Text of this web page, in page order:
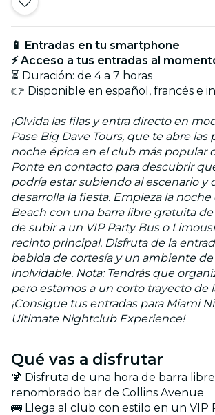
📱 Entradas en tu smartphone
⚡ Acceso a tus entradas al
⏳ Duración: de 4 a 7 horas
👉 Disponible en español, francés e
¡Olvida las filas y entra directo en
Pase Big Dave Tours, que te abre las
noche épica en el club más popular
Ponte en contacto para descubrir
podría estar subiendo al escenario y
desarrolla la fiesta. Empieza la
Beach con una barra libre gratuita
de subir a un VIP Party Bus o
recinto principal. Disfruta de la
bebida de cortesía y un ambiente
inolvidable. Nota: Tendrás que
pero estamos a un corto trayecto de
¡Consigue tus entradas para Miami
Ultimate Nightclub Experience!
Qué vas a disfrutar
🍹 Disfruta de una hora de barra
renombrado bar de Collins Avenue
🚌 Llega al club con estilo en un VIP